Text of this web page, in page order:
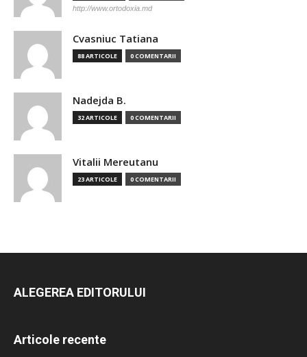
http://www.ortodoxia.md
Cvasniuc Tatiana
88 ARTICOLE 0 COMENTARII
Nadejda B.
32 ARTICOLE 0 COMENTARII
Vitalii Mereutanu
23 ARTICOLE 0 COMENTARII
ALEGEREA EDITORULUI
Articole recente